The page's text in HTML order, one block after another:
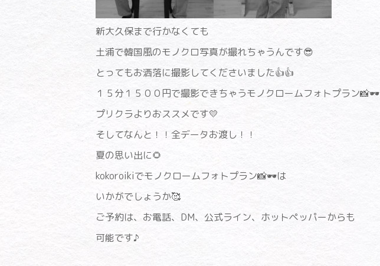
新大久保まで行かなくても
土浦で韓国風のモノクロ写真が撮れちゃうんです😎
とってもお洒落に撮影してくださいました👍👍
１５分１５００円で撮影できちゃうモノクロームフォトプラン📸🕶
プリクラよりおススメです💛
そしてなんと！！全データお渡し！！
夏の思い出に🌻
kokoroikiでモノクロームフォトプラン📸🕶は
いかがでしょうか🥰
ご予約は、お電話、DM、公式ライン、ホットペッパーからも
可能です♪